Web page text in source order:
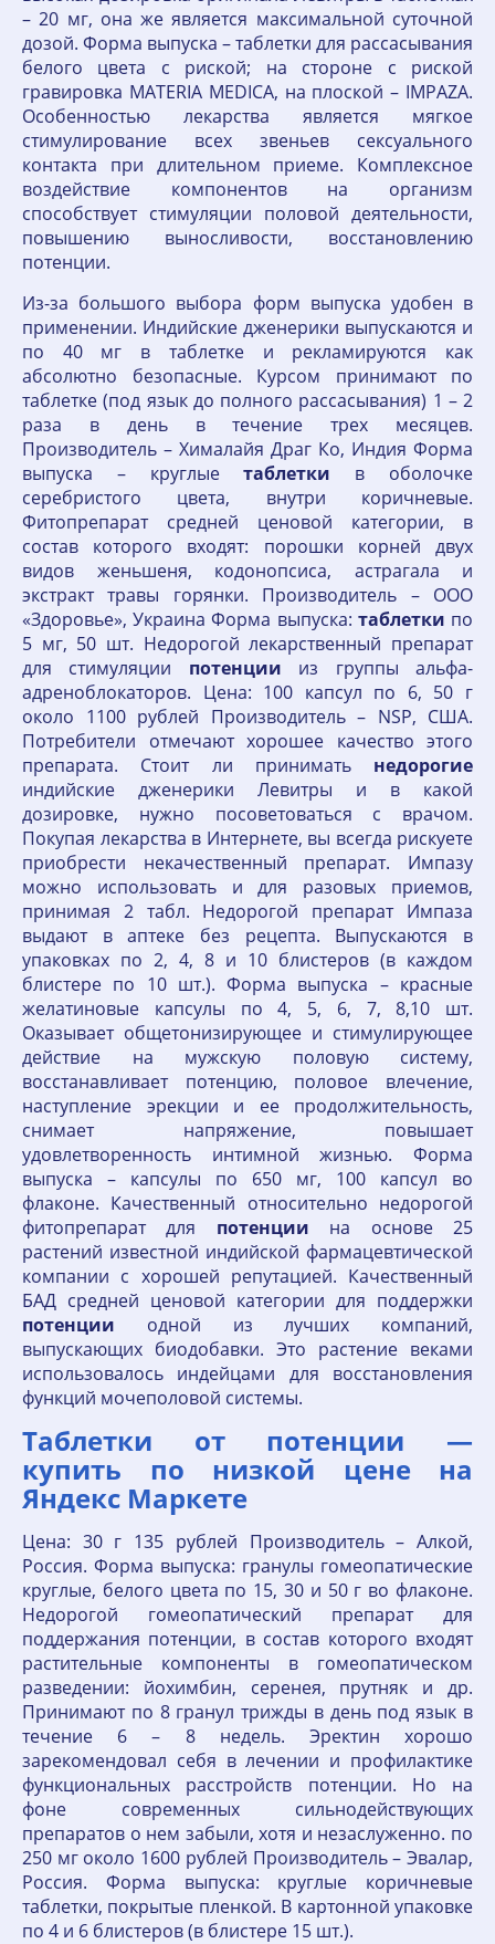
– 20 мг, она же является максимальной суточной
дозой. Форма выпуска – таблетки для рассасывания
белого цвета с риской; на стороне с риской
гравировка MATERIA MEDICA, на плоской – IMPAZA.
Особенностью лекарства является мягкое
стимулирование всех звеньев сексуального
контакта при длительном приеме. Комплексное
воздействие компонентов на организм
способствует стимуляции половой деятельности,
повышению выносливости, восстановлению
потенции.
Из-за большого выбора форм выпуска удобен в
применении. Индийские дженерики выпускаются и
по 40 мг в таблетке и рекламируются как
абсолютно безопасные. Курсом принимают по
таблетке (под язык до полного рассасывания) 1 – 2
раза в день в течение трех месяцев.
Производитель – Хималайя Драг Ко, Индия Форма
выпуска – круглыетаблетки в оболочке
серебристого цвета, внутри коричневые.
Фитопрепарат средней ценовой категории, в
состав которого входят: порошки корней двух
видов женьшеня, кодонопсиса, астрагала и
экстракт травы горянки. Производитель – ООО
«Здоровье», Украина Форма выпуска: таблетки по
5 мг, 50 шт. Недорогой лекарственный препарат
для стимуляции потенции из группы альфа-
адреноблокаторов. Цена: 100 капсул по 6, 50 г
около 1100 рублей Производитель – NSP, США.
Потребители отмечают хорошее качество этого
препарата. Стоит ли принимать недорогие
индийские дженерики Левитры и в какой
дозировке, нужно посоветоваться с врачом.
Покупая лекарства в Интернете, вы всегда рискуете
приобрести некачественный препарат. Импазу
можно использовать и для разовых приемов,
принимая 2 табл. Недорогой препарат Импаза
выдают в аптеке без рецепта. Выпускаются в
упаковках по 2, 4, 8 и 10 блистеров (в каждом
блистере по 10 шт.). Форма выпуска – красные
желатиновые капсулы по 4, 5, 6, 7, 8,10 шт.
Оказывает общетонизирующее и стимулирующее
действие на мужскую половую систему,
восстанавливает потенцию, половое влечение,
наступление эрекции и ее продолжительность,
снимает напряжение, повышает
удовлетворенность интимной жизнью. Форма
выпуска – капсулы по 650 мг, 100 капсул во
флаконе. Качественный относительно недорогой
фитопрепарат для потенции на основе 25
растений известной индийской фармацевтической
компании с хорошей репутацией. Качественный
БАД средней ценовой категории для поддержки
потенции одной из лучших компаний,
выпускающих биодобавки. Это растение веками
использовалось индейцами для восстановления
функций мочеполовой системы.
Таблетки от потенции —
купить по низкой цене на
Яндекс Маркете
Цена: 30 г 135 рублей Производитель – Алкой,
Россия. Форма выпуска: гранулы гомеопатические
круглые, белого цвета по 15, 30 и 50 г во флаконе.
Недорогой гомеопатический препарат для
поддержания потенции, в состав которого входят
растительные компоненты в гомеопатическом
разведении: йохимбин, серенея, прутняк и др.
Принимают по 8 гранул трижды в день под язык в
течение 6 – 8 недель. Эректин хорошо
зарекомендовал себя в лечении и профилактике
функциональных расстройств потенции. Но на
фоне современных сильнодействующих
препаратов о нем забыли, хотя и незаслуженно. по
250 мг около 1600 рублей Производитель – Эвалар,
Россия. Форма выпуска: круглые коричневые
таблетки, покрытые пленкой. В картонной упаковке
по 4 и 6 блистеров (в блистере 15 шт.).